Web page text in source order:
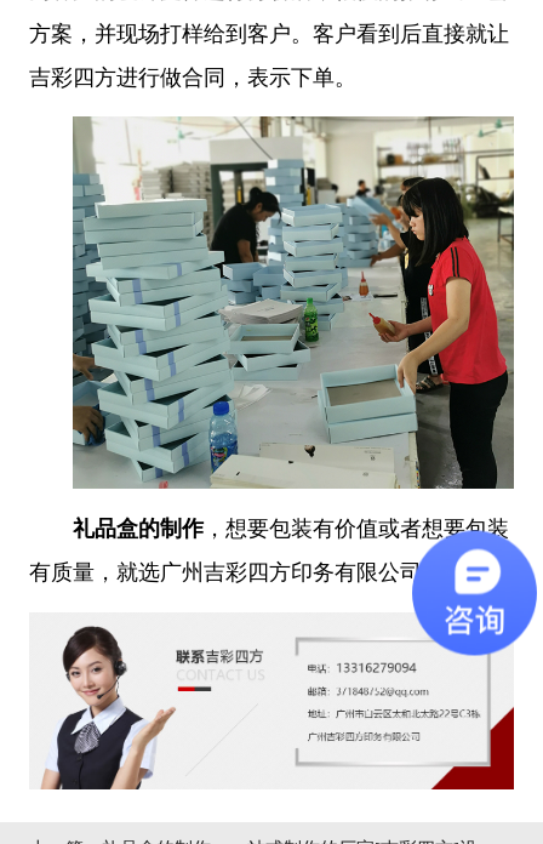
方案，并现场打样给到客户。客户看到后直接就让
吉彩四方进行做合同，表示下单。
礼品盒的制作，想要包装有价值或者想要包装
有质量，就选广州吉彩四方印务有限公司。